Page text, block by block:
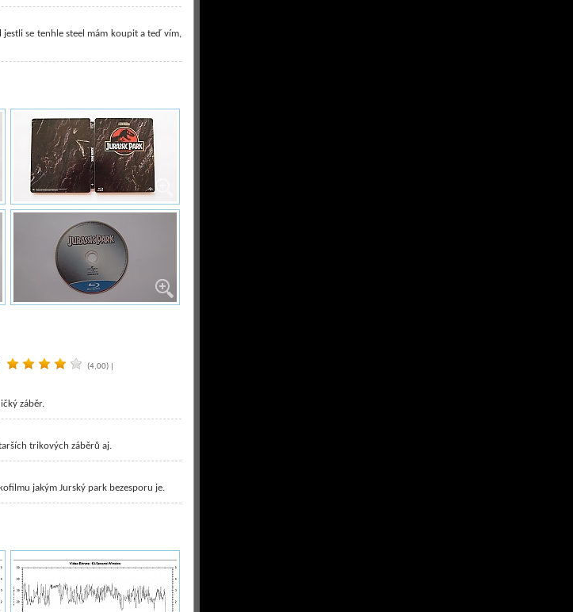
se tenhle steel mám koupit a teď vím,
(4,00)|
záběr.
trikových záběrů aj.
jakým Jurský park bezesporu je.